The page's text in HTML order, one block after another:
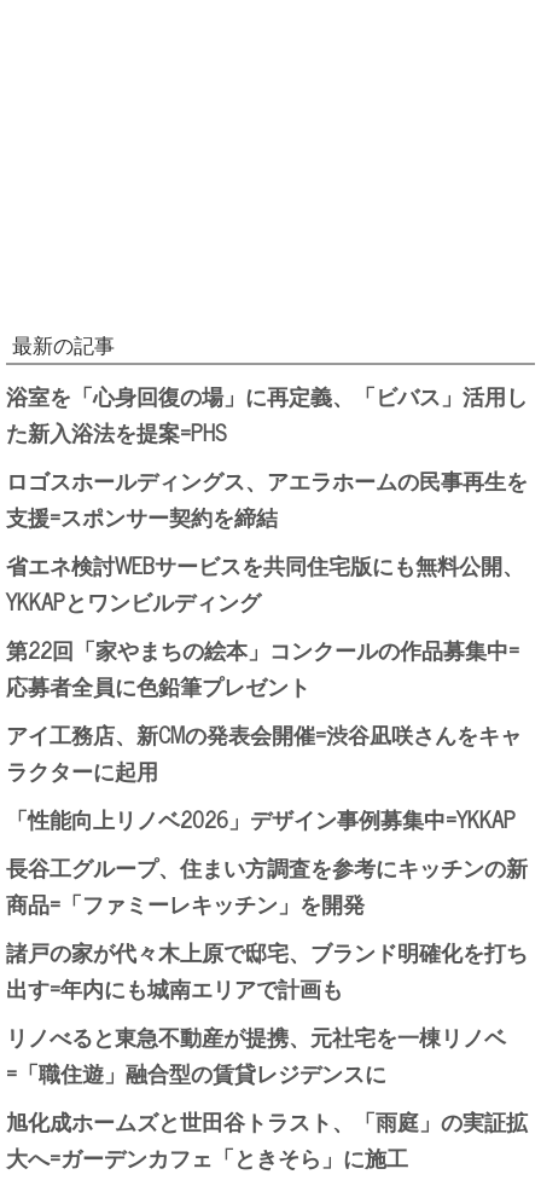
最新の記事
浴室を「心身回復の場」に再定義、「ビバス」活用し
た新入浴法を提案=PHS
ロゴスホールディングス、アエラホームの民事再生を
支援=スポンサー契約を締結
省エネ検討WEBサービスを共同住宅版にも無料公開、
YKKAPとワンビルディング
第22回「家やまちの絵本」コンクールの作品募集中=
応募者全員に色鉛筆プレゼント
アイ工務店、新CMの発表会開催=渋谷凪咲さんをキャ
ラクターに起用
「性能向上リノベ2026」デザイン事例募集中=YKKAP
長谷工グループ、住まい方調査を参考にキッチンの新
商品=「ファミーレキッチン」を開発
諸戸の家が代々木上原で邸宅、ブランド明確化を打ち
出す=年内にも城南エリアで計画も
リノべると東急不動産が提携、元社宅を一棟リノベ
=「職住遊」融合型の賃貸レジデンスに
旭化成ホームズと世田谷トラスト、「雨庭」の実証拡
大へ=ガーデンカフェ「ときそら」に施工